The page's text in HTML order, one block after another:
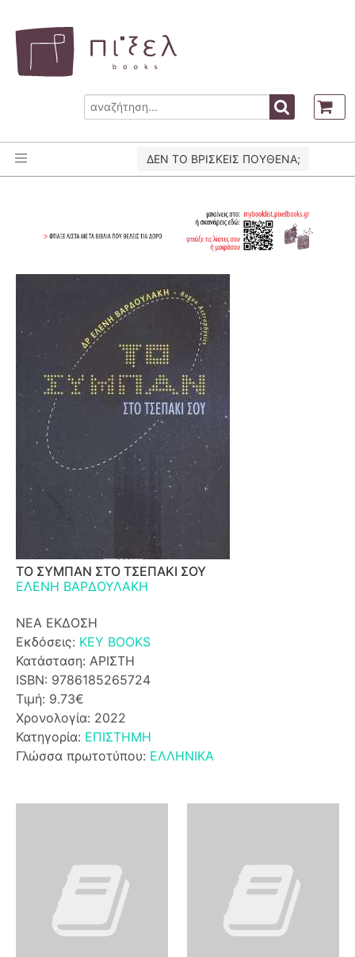
ΔΕΝ ΤΟ ΒΡΙΣΚΕΙΣ ΠΟΥΘΕΝΑ;
ΤΟ ΣΥΜΠΑΝ ΣΤΟ ΤΣΕΠΑΚΙ ΣΟΥ
ΕΛΕΝΗ ΒΑΡΔΟΥΛΑΚΗ
ΝΕΑ ΕΚΔΟΣΗ
Εκδόσεις: KEY BOOKS
Κατάσταση: ΑΡΙΣΤΗ
ISBN: 9786185265724
Τιμή: 9.73€
Χρονολογία: 2022
Κατηγορία: ΕΠΙΣΤΗΜΗ
Γλώσσα πρωτοτύπου: ΕΛΛΗΝΙΚΑ